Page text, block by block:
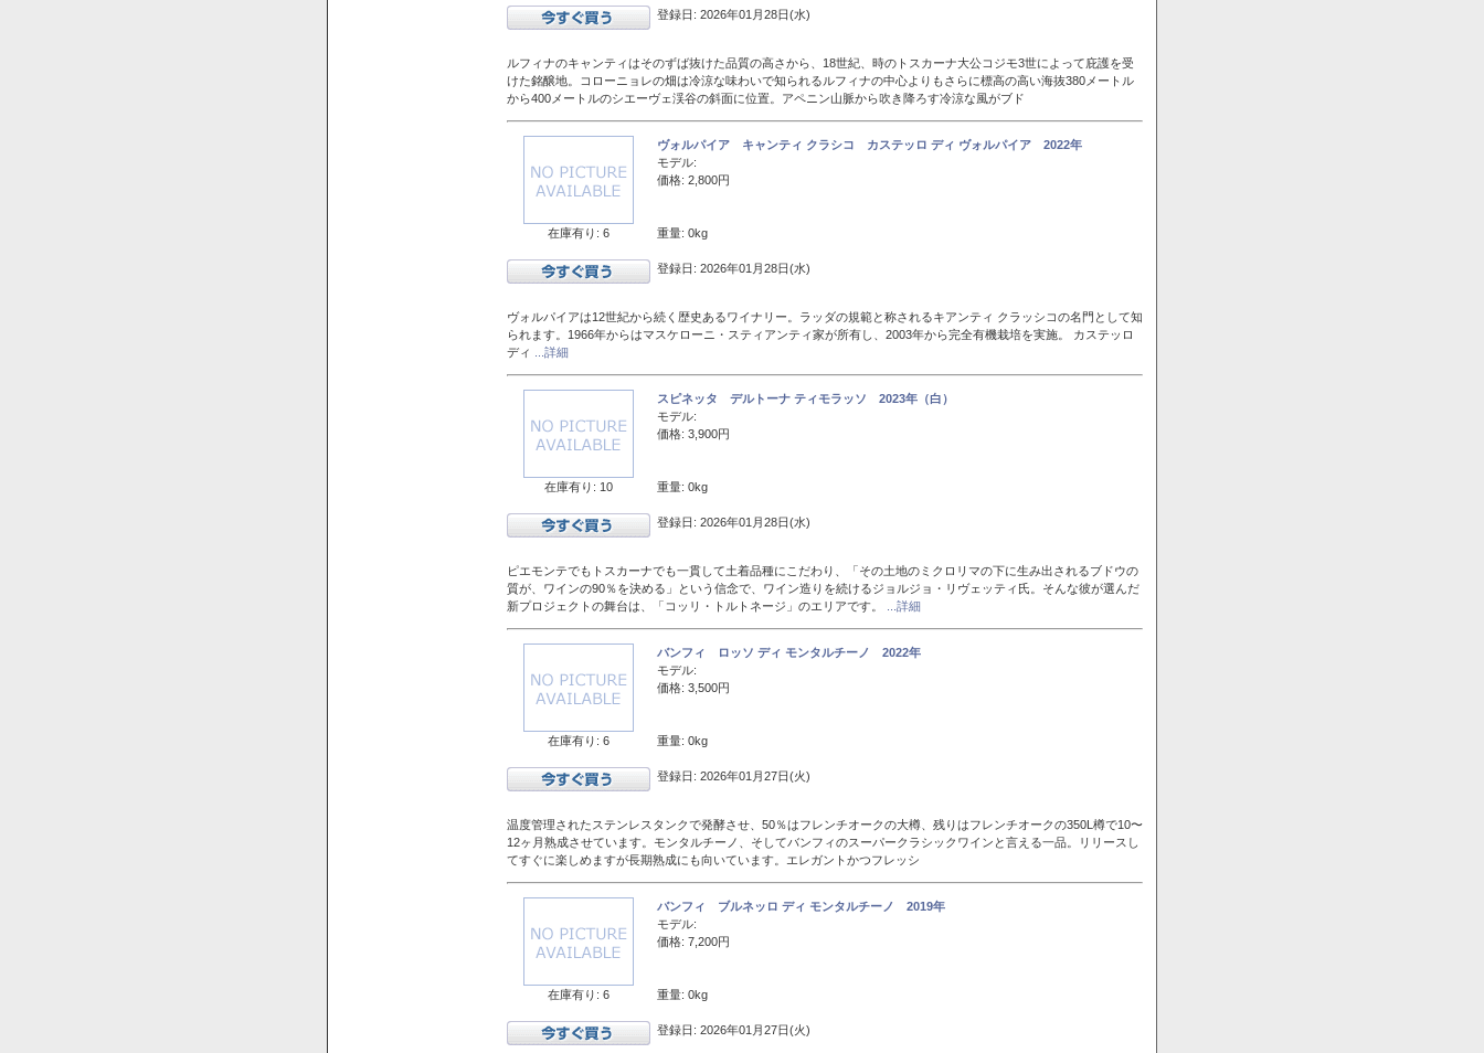
登録日: 2026年01月28日(水)
ルフィナのキャンティはそのずば抜けた品質の高さから、18世紀、時のトスカーナ大公コジモ3世によって庇護を受
けた銘醸地。コローニョレの畑は冷涼な味わいで知られるルフィナの中心よりもさらに標高の高い海抜380メートル
から400メートルのシエーヴェ渓谷の斜面に位置。アペニン山脈から吹き降ろす冷涼な風がブド
在庫有り: 6
ヴォルパイア キャンティ クラシコ カステッロ ディ ヴォルパイア 2022年
モデル:
価格: 2,800円
重量: 0kg
登録日: 2026年01月28日(水)
ヴォルパイアは12世紀から続く歴史あるワイナリー。ラッダの規範と称されるキアンティ クラッシコの名門として知
られます。1966年からはマスケローニ・スティアンティ家が所有し、2003年から完全有機栽培を実施。 カステッロ
ディ
...詳細
在庫有り: 10
スピネッタ デルトーナ ティモラッソ 2023年（白）
モデル:
価格: 3,900円
重量: 0kg
登録日: 2026年01月28日(水)
ピエモンテでもトスカーナでも一貫して土着品種にこだわり、「その土地のミクロリマの下に生み出されるブドウの
質が、ワインの90％を決める」という信念で、ワイン造りを続けるジョルジョ・リヴェッティ氏。そんな彼が選んだ
新プロジェクトの舞台は、「コッリ・トルトネージ」のエリアです。
...詳細
在庫有り: 6
バンフィ ロッソ ディ モンタルチーノ 2022年
モデル:
価格: 3,500円
重量: 0kg
登録日: 2026年01月27日(火)
温度管理されたステンレスタンクで発酵させ、50％はフレンチオークの大樽、残りはフレンチオークの350L樽で10〜
12ヶ月熟成させています。モンタルチーノ、そしてバンフィのスーパークラシックワインと言える一品。リリースし
てすぐに楽しめますが長期熟成にも向いています。エレガントかつフレッシ
在庫有り: 6
バンフィ ブルネッロ ディ モンタルチーノ 2019年
モデル:
価格: 7,200円
重量: 0kg
登録日: 2026年01月27日(火)